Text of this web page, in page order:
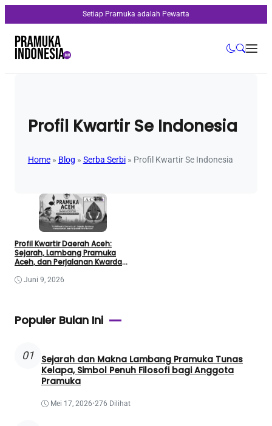
Setiap Pramuka adalah Pewarta
Profil Kwartir Se Indonesia
Home» Blog » Serba Serbi» Profil Kwartir Se Indonesia
Profil Kwartir Daerah Aceh:
Sejarah, Lambang Pramuka
Aceh, dan Perjalanan Kwarda
Juni 9, 2026
Populer Bulan Ini
01
Sejarah dan Makna Lambang Pramuka Tunas
Kelapa, Simbol Penuh Filosofi bagi Anggota
Pramuka
Mei 17, 2026•276 Dilihat